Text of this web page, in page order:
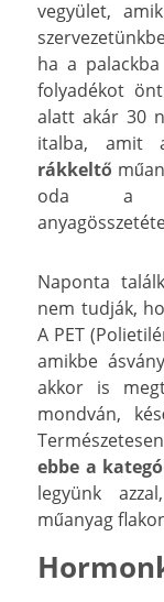
vegyület,
ha a
folyadékot
alatt akár 30
italba, amit
rákkeltő
oda a
Naponta
nem tudják,
A PET
amikbe
akkor is
mondván,
Természetesen
ebbe a
legyünk
műanyag